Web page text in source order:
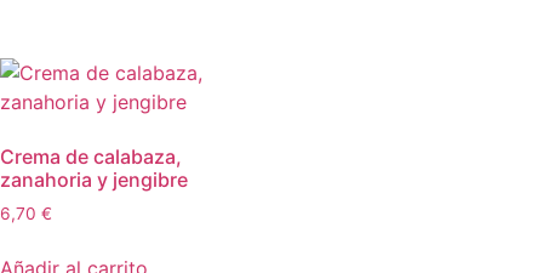
Crema de calabaza,
zanahoria y jengibre
6,70 €
Añadir al carrito